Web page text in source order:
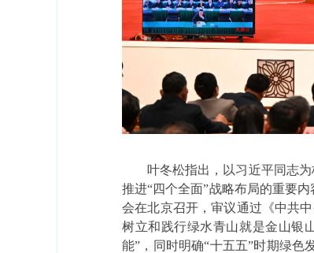
叶冬松指出，以习近平同志
推进“四个全面”战略布局的重要内
会在北京召开，审议通过《中共
树立和践行绿水青山就是金山银
能” ，同时明确“十五五”时期绿色